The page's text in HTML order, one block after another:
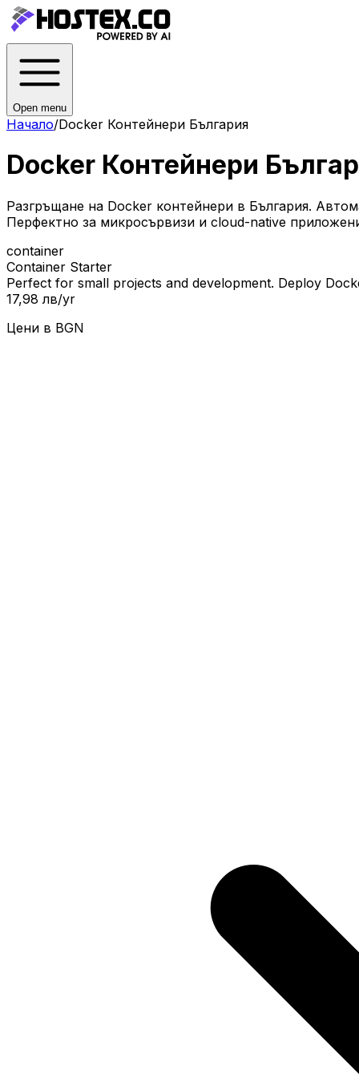
Open menu
Начало/Docker Контейнери България
Docker Контейнери
Разгръщане на Docker контейнери в България.
Перфектно за микросървизи и cloud-native
container
Container Starter
Perfect for small projects and development. Deploy
17,98 лв/yr
Цени в BGN